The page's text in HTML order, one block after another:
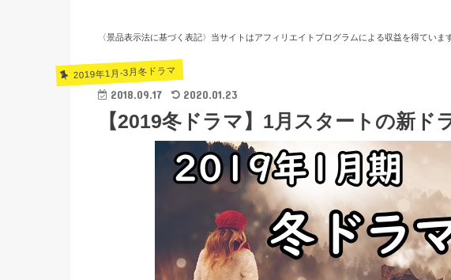
〈景品表示法に基づく表記〉当サイトはアフィリエイトプログラムによる収益を得ています
2019年1月-3月冬ドラマ
2018.09.17 2020.01.23
【2019冬ドラマ】1月スタートの新ド